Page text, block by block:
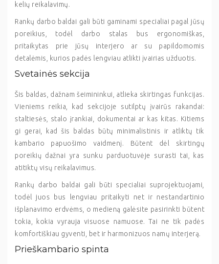
kelių reikalavimų.
Rankų darbo baldai gali būti gaminami specialiai pagal jūsų
poreikius, todėl darbo stalas bus ergonomiškas,
pritaikytas prie jūsų interjero ar su papildomomis
detalėmis, kurios padės lengviau atlikti įvairias užduotis.
Svetainės sekcija
Šis baldas, dažnam šeimininkui, atlieka skirtingas funkcijas.
Vieniems reikia, kad sekcijoje sutilptų įvairūs rakandai:
staltiesės, stalo įrankiai, dokumentai ar kas kitas. Kitiems
gi gerai, kad šis baldas būtų minimalistinis ir atliktų tik
kambario papuošimo vaidmenį. Būtent dėl skirtingų
poreikių dažnai yra sunku parduotuvėje surasti tai, kas
atitiktų visų reikalavimus.
Rankų darbo baldai gali būti specialiai suprojektuojami,
todėl juos bus lengviau pritaikyti net ir nestandartinio
išplanavimo erdvėms, o medieną galėsite pasirinkti būtent
tokia, kokia vyrauja visuose namuose. Tai ne tik padės
komfortiškiau gyventi, bet ir harmonizuos namų interjerą.
Prieškambario spinta